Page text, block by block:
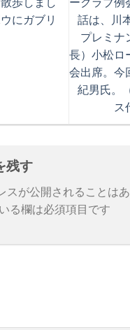
にガブリ
話は、川
プレミナ
長） 小松ロ
会出席。今
紀男氏。
ス
残す
スが公開されることはあ
る欄は必須項目です